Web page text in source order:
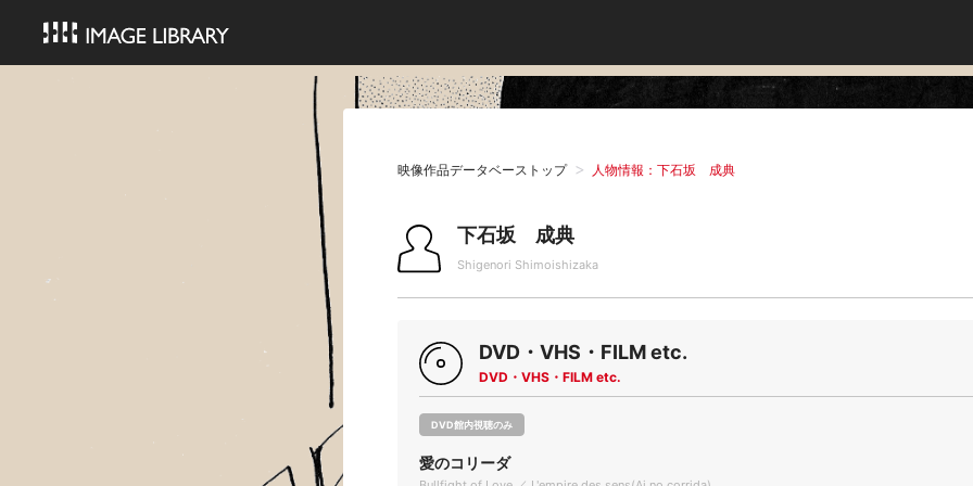
映像作品データベーストップ 人物情報：下石坂 成典
下石坂 成典
Shigenori Shimoishizaka
DVD・VHS・FILM etc.
DVD・VHS・FILM etc.
DVD館内視聴のみ
愛のコリーダ